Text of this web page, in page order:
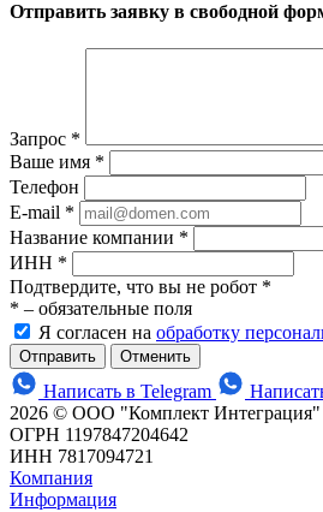
Отправить заявку в свободной
Запрос *
Ваше имя *
Телефон
E-mail *
Название компании *
ИНН *
Подтвердите, что вы не робот *
* – обязательные поля
Я согласен на обработку
Отменить
Написать в Telegram
2026 © ООО "Комплект Интеграция"
ОГРН 1197847204642
ИНН 7817094721
Компания
Информация